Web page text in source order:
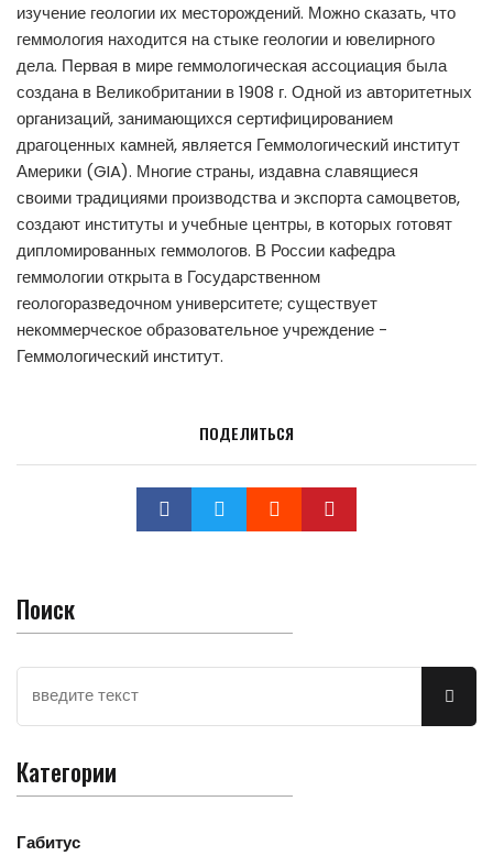
изучение геологии их месторождений. Можно сказать, что
геммология находится на стыке геологии и ювелирного
дела. Первая в мире геммологическая ассоциация была
создана в Великобритании в 1908 г. Одной из авторитетных
организаций, занимающихся сертифицированием
драгоценных камней, является Геммологический институт
Америки (GIA). Многие страны, издавна славящиеся
своими традициями производства и экспорта самоцветов,
создают институты и учебные центры, в которых готовят
дипломированных геммологов. В России кафедра
геммологии открыта в Государственном
геологоразведочном университете; существует
некоммерческое образовательное учреждение -
Геммологический институт.
ПОДЕЛИТЬСЯ
Поиск
Категории
Габитус